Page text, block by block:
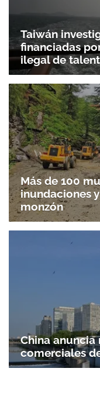
Taiwán
financiadas
ilegal de
Más de 100
inundaciones
monzón
China anuncia
comerciales